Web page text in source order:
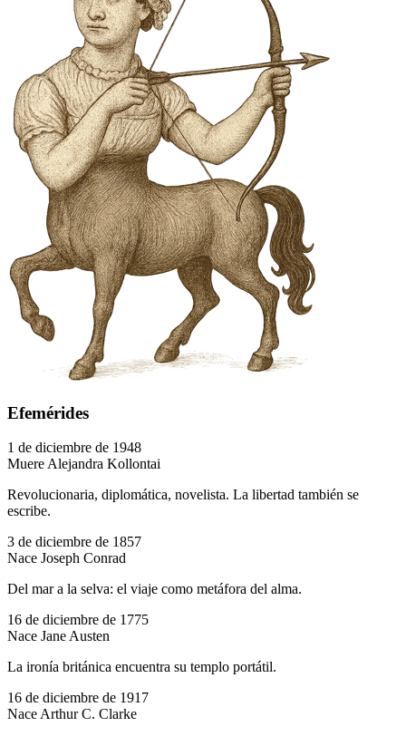
Efemérides
1 de diciembre de 1948
Muere Alejandra Kollontai
Revolucionaria, diplomática, novelista. La libertad también se
escribe.
3 de diciembre de 1857
Nace Joseph Conrad
Del mar a la selva: el viaje como metáfora del alma.
16 de diciembre de 1775
Nace Jane Austen
La ironía británica encuentra su templo portátil.
16 de diciembre de 1917
Nace Arthur C. Clarke